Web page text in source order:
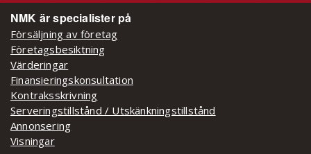
NMK är specialister på
Försäljning av företag
Företagsbesiktning
Värderingar
Finansieringskonsultation
Kontraksskrivning
Serveringstillstånd / Utskänkningstillstånd
Annonsering
Visningar